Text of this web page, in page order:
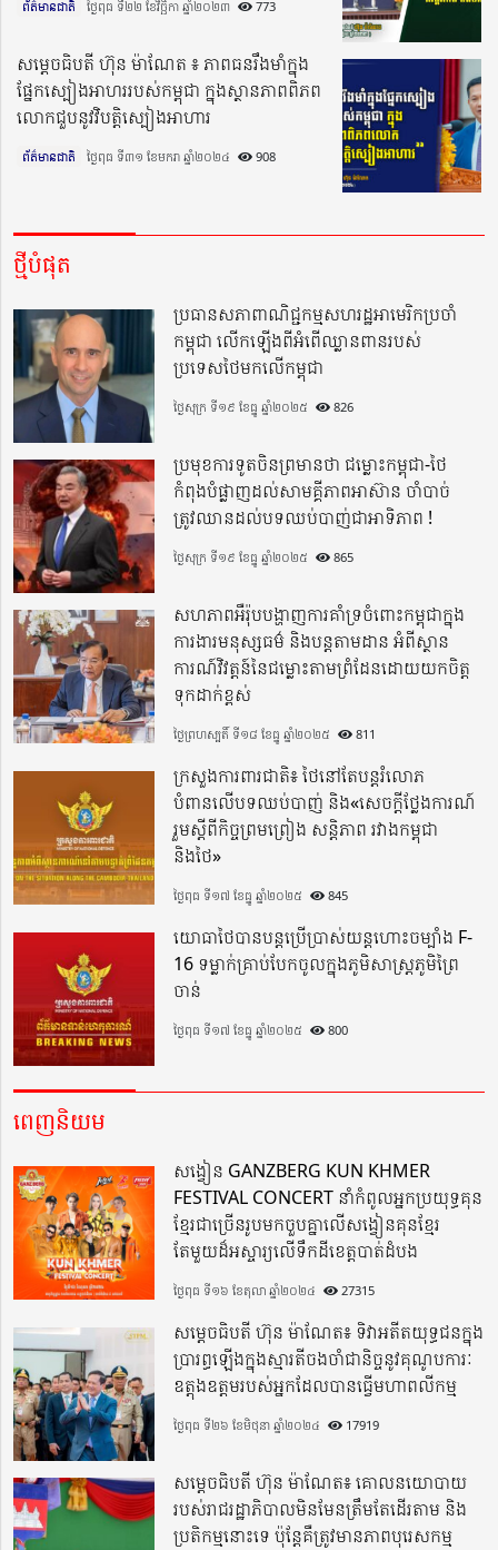
ព័ត៌មានជាតិ ថ្ងៃពុធ ទី២២ ខែវិច្ឆិកា ឆ្នាំ២០២៣​ 773
សម្តេចធិបតី ហ៊ុន ម៉ាណែត ៖ ភាពធនរឹងមាំក្នុង
ផ្នែកស្បៀងអាហររបស់កម្ពុជា ក្នុងស្ថានភាពពិភព
លោកជួបនូវវិបត្តិស្បៀងអាហារ
ព័ត៌មានជាតិ ថ្ងៃពុធ ទី៣១ ខែមករា ឆ្នាំ២០២៤​ 908
ថ្មីបំផុត
ប្រធានសភាពាណិជ្ជកម្មសហរដ្ឋអាមេរិកប្រចាំ
កម្ពុជា លើកឡើងពីអំពើឈ្លានពានរបស់
ប្រទេសថៃមកលើកម្ពុជា
ថ្ងៃសុក្រ ទី១៩ ខែធ្នូ ឆ្នាំ២០២៥ 826
ប្រមុខការទូតចិនព្រមានថា ជម្លោះកម្ពុជា-ថៃ
កំពុងបំផ្លាញដល់សាមគ្គីភាពអាស៊ាន ចាំបាច់
ត្រូវឈានដល់បទឈប់បាញ់ជាអាទិភាព !
ថ្ងៃសុក្រ ទី១៩ ខែធ្នូ ឆ្នាំ២០២៥ 865
សហភាពអឺរ៉ុបបង្ហាញការគាំទ្រចំពោះកម្ពុជាក្នុង
ការងារមនុស្សធម៌ និងបន្តតាមដាន អំពីស្ថាន
ការណ៍វិវត្តន៍នៃជម្លោះតាមព្រំដែនដោយយកចិត្ត
ទុកដាក់ខ្ពស់
ថ្ងៃព្រហស្បតិ៍ ទី១៨ ខែធ្នូ ឆ្នាំ២០២៥ 811
ក្រសួងការពារជាតិ៖ ថៃនៅតែបន្តរំលោភ
បំពានលើបទឈប់បាញ់ និង«សេចក្តីថ្លែងការណ៍
រួមស្តីពីកិច្ចព្រមព្រៀង សន្តិភាព រវាងកម្ពុជា
និងថៃ»
ថ្ងៃពុធ ទី១៧ ខែធ្នូ ឆ្នាំ២០២៥ 845
យោធាថៃបានបន្តប្រើប្រាស់យន្តហោះចម្បាំង F-
16 ទម្លាក់គ្រាប់បែកចូលក្នុងភូមិសាស្ត្រភូមិព្រៃ
ចាន់
ថ្ងៃពុធ ទី១៧ ខែធ្នូ ឆ្នាំ២០២៥ 800
ពេញនិយម
សង្វៀន GANZBERG KUN KHMER
FESTIVAL CONCERT នាំកំពូលអ្នកប្រយុទ្ធគុន
ខ្មែរជាច្រើនរូបមកចួបគ្នាលើសង្វៀនគុនខ្មែរ
តែមួយដ៏អស្ចារ្យលើទឹកដីខេត្តបាត់ដំបង
ថ្ងៃពុធ ទី១៦ ខែតុលា ឆ្នាំ២០២៤ 27315
សម្តេចធិបតី ហ៊ុន ម៉ាណែត៖ ទិវាអតីតយុទ្ធជនក្នុង
ប្រារព្ធឡើងក្នុងស្មារតីចងចាំជានិច្ចនូវគុណូបការៈ
ឧត្តុងឧត្តមរបស់អ្នកដែលបានធ្វើមហាពលីកម្ម
ថ្ងៃពុធ ទី២៦ ខែមិថុនា ឆ្នាំ២០២៤ 17919
សម្តេចធិបតី ហ៊ុន ម៉ាណែត៖ គោលនយោបាយ
របស់រាជរដ្ឋាភិបាលមិនមែនត្រឹមតែដើរតាម និង
ប្រតិកម្មនោះទេ ប៉ុន្តែគឺត្រូវមានភាពបុរេសកម្ម